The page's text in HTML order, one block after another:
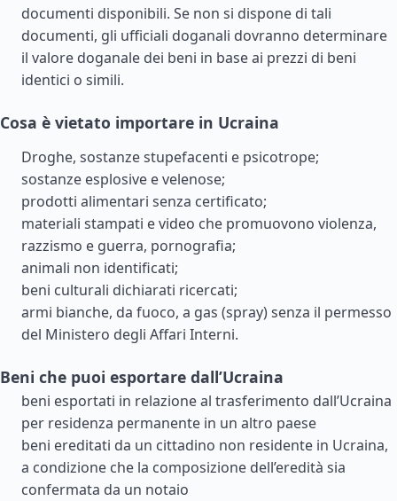
documenti disponibili. Se non si dispone di tali
documenti, gli ufficiali doganali dovranno determinare
il valore doganale dei beni in base ai prezzi di beni
identici o simili.
Cosa è vietato importare in Ucraina
Droghe, sostanze stupefacenti e psicotrope;
sostanze esplosive e velenose;
prodotti alimentari senza certificato;
materiali stampati e video che promuovono violenza,
razzismo e guerra, pornografia;
animali non identificati;
beni culturali dichiarati ricercati;
armi bianche, da fuoco, a gas (spray) senza il permesso
del Ministero degli Affari Interni.
Beni che puoi esportare dall’Ucraina
beni esportati in relazione al trasferimento dall’Ucraina
per residenza permanente in un altro paese
beni ereditati da un cittadino non residente in Ucraina,
a condizione che la composizione dell’eredità sia
confermata da un notaio